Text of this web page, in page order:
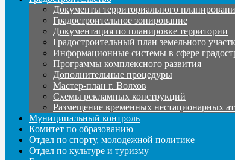
Документы территориального
Градостроительное зонирование
Документация по планировке территории
Градостроительный план земельного
Информационные системы в сфере
Программы комплексного развития
Дополнительные процедуры
Мастер-план г. Волхов
Схемы рекламных конструкций
Размещение временных нестационарных
Муниципальный контроль
Комитет по образованию
Отдел по спорту, молодежной политике
Отдел по культуре и туризму